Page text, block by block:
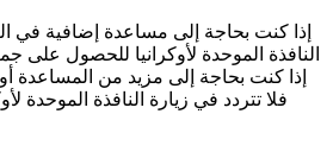
إذا كنت بحاجة إلى مساعدة إضافية في
النافذة الموحدة لأوكرانيا للحصول على
إذا كنت بحاجة إلى مزيد من المساعدة
فلا تتردد في زيارة النافذة الموحدة